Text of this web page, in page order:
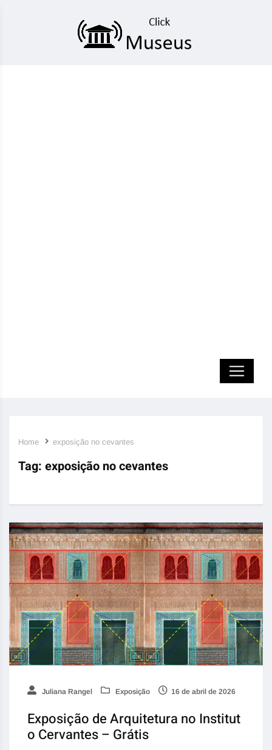
Home exposição no cevantes
Tag: exposição no cevantes
Juliana Rangel Exposição 16 de abril de 2026
Exposição de Arquitetura no Institut
o Cervantes – Grátis